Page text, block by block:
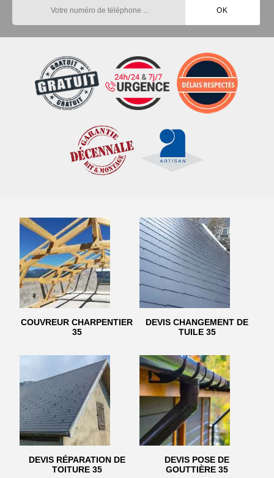
COUVREUR CHARPENTIER
35
DEVIS CHANGEMENT DE
TUILE 35
DEVIS RÉPARATION DE
TOITURE 35
DEVIS POSE DE
GOUTTIÈRE 35